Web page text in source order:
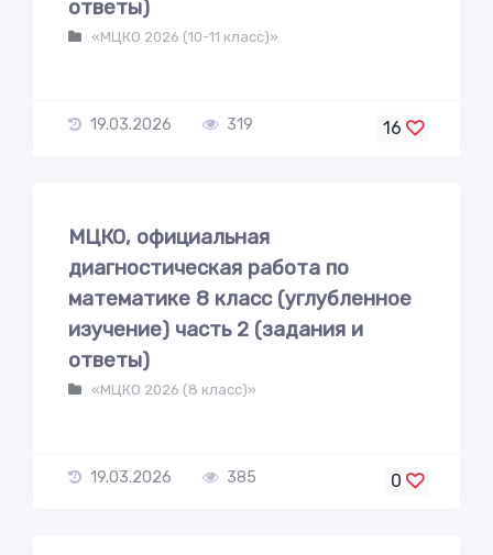
ответы)
«МЦКО 2026 (10-11 класс)»
19.03.2026 319 16
МЦКО, официальная
диагностическая работа по
математике 8 класс (углубленное
изучение) часть 2 (задания и
ответы)
«МЦКО 2026 (8 класс)»
19.03.2026 385 0